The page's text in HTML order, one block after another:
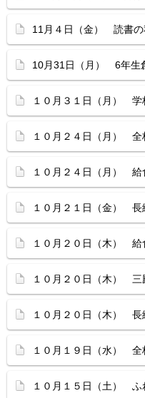
11月４日（金） 読書の
10月31日（月） 6年生
１０月３１日（月） 学
１０月２４日（月） 全
１０月２４日（月） 給
１０月２１日（金） 長
１０月２０日（木） 給
１０月２０日（木） 三
１０月２０日（木） 長
１０月１９日（水） 全
１０月１５日（土） ふ